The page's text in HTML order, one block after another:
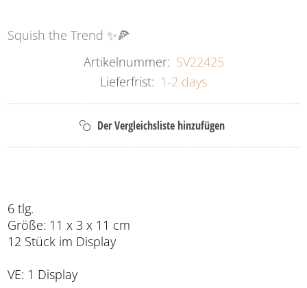
Squish the Trend ✨🍕
Artikelnummer: SV22425
Lieferfrist: 1-2 days
6 tlg.
Größe: 11 x 3 x 11 cm
12 Stück im Display
VE: 1 Display